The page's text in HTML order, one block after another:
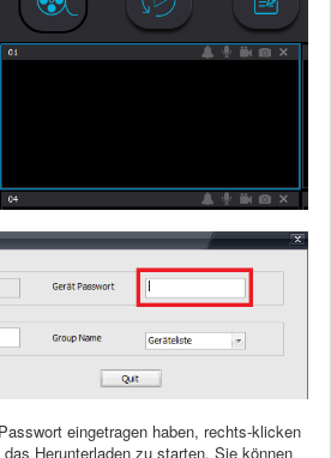
eingetragen haben, rechts-klicken
Herunterladen zu starten. Sie können